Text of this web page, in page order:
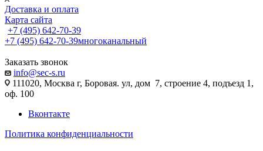
Доставка и оплата
Карта сайта
+7 (495) 642-70-39
+7 (495) 642-70-39многоканальный
Заказать звонок
info@sec-s.ru
111020, Москва г, Боровая. ул, дом 7, строение 4, подъезд 1,
оф. 100
Вконтакте
Политика конфиденциальности